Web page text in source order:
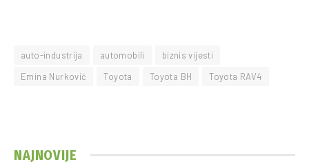
auto-industrija automobili
biznis vijesti
Emina Nurković
Toyota Toyota BH Toyota RAV4
NAJNOVIJE